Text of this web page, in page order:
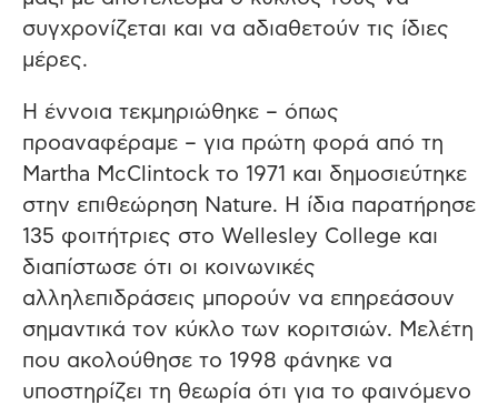
συγχρονίζεται και να αδιαθετούν τις ίδιες
μέρες.
Η έννοια τεκμηριώθηκε – όπως
προαναφέραμε – για πρώτη φορά από τη
Martha McClintock το 1971 και δημοσιεύτηκε
στην επιθεώρηση Nature. Η ίδια παρατήρησε
135 φοιτήτριες στο Wellesley College και
διαπίστωσε ότι οι κοινωνικές
αλληλεπιδράσεις μπορούν να επηρεάσουν
σημαντικά τον κύκλο των κοριτσιών. Μελέτη
που ακολούθησε το 1998 φάνηκε να
υποστηρίζει τη θεωρία ότι για το φαινόμενο